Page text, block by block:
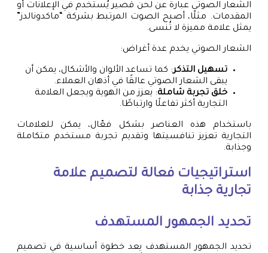
الشعار الصوتي عبارة عن لحن قصير يُستخدم في الإعلانات أو
المقدمات. مثلًا، أصبح الصوت المرتبط بشركة “ماكدونالدز”
يمثل علامة مميزة لا تُنسى.
الشعار الصوتي يخدم عدة أغراض:
تسهيل التذكر: كما تساعد الألوان والأشكال، يمكن أن
يبقى الشعار الصوتي عالقًا في أذهان العملاء.
خلق تجربة شاملة: يعزز من الهوية ويجعل العلامة
التجارية أكثر تفاعلًا وارتباطًا.
باستخدام هذه العناصر بشكل فعّال، يمكن للعلامات
التجارية تعزيز تنافسيتها وتقديم تجربة مستخدم متكاملة
وجذابة.
استراتيجيات فعالة لتصميم علامة
تجارية جذابة
تحديد الجمهور المستهدف
تحديد الجمهور المستهدف يعد خطوة أساسية في تصميم